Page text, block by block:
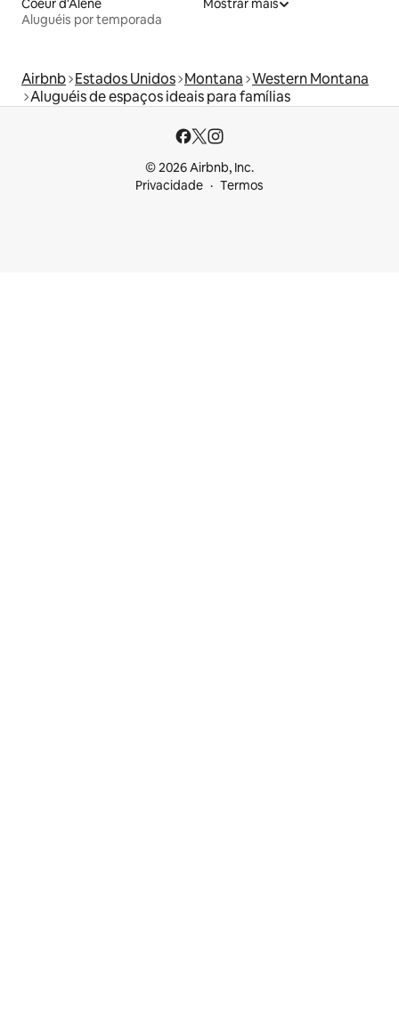
Coeur d'Alene
Aluguéis por temporada
Mostrar mais
Airbnb Estados Unidos Montana Western Montana
Aluguéis de espaços ideais para famílias
© 2026 Airbnb, Inc.
Privacidade
Termos